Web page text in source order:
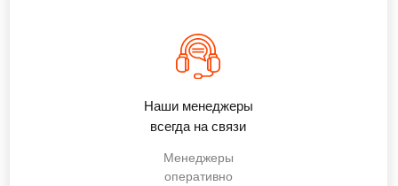
Наши менеджеры
всегда на связи
Менеджеры
оперативно